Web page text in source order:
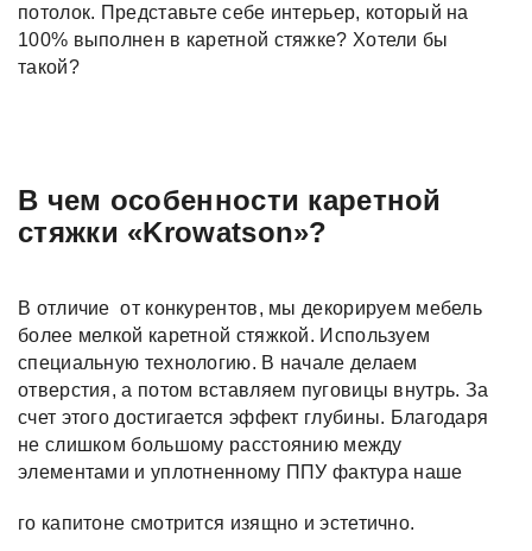
потолок. Представьте себе интерьер, который на
100% выполнен в каретной стяжке? Хотели бы
такой?
В чем особенности каретной
стяжки «Krowatson»?
В отличие от конкурентов, мы декорируем мебель
более мелкой каретной стяжкой. Используем
специальную технологию. В начале делаем
отверстия, а потом вставляем пуговицы внутрь. За
счет этого достигается эффект глубины. Благодаря
не слишком большому расстоянию между
элементами и уплотненному ППУ фактура наше
го капитоне смотрится изящно и эстетично.